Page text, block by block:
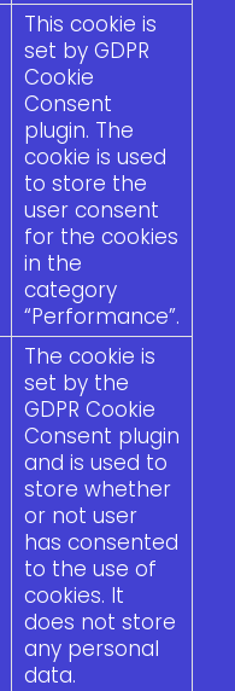
This cookie is
set by GDPR
Cookie
Consent
plugin. The
cookie is used
to store the
user consent
for the cookies
in the
category
“Performance”.
The cookie is
set by the
GDPR Cookie
Consent plugin
and is used to
store whether
or not user
has consented
to the use of
cookies. It
does not store
any personal
data.